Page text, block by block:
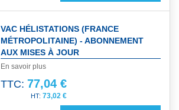
VAC HÉLISTATIONS (FRANCE
MÉTROPOLITAINE) - ABONNEMENT
AUX MISES À JOUR
En savoir plus
TTC: 77,04 €
73,02 €